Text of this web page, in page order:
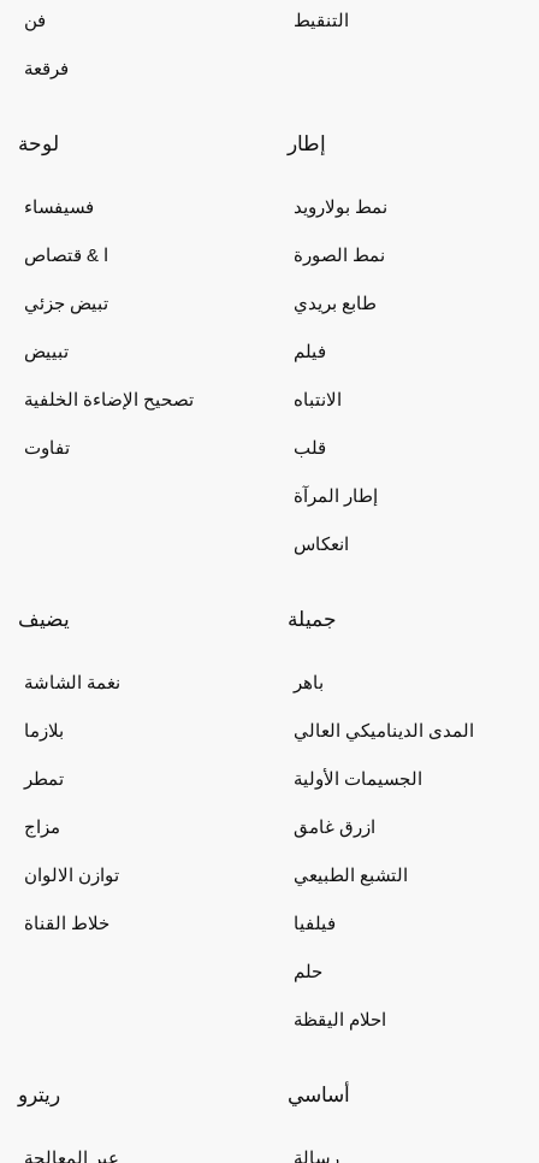
فن
فرقعة
التنقيط
لوحة
فسيفساء
ا & قتصاص
تبيض جزئي
تبييض
تصحيح الإضاءة الخلفية
تفاوت
إطار
نمط بولارويد
نمط الصورة
طابع بريدي
فيلم
الانتباه
قلب
إطار المرآة
انعكاس
يضيف
نغمة الشاشة
بلازما
تمطر
مزاج
توازن الالوان
خلاط القناة
جميلة
باهر
المدى الديناميكي العالي
الجسيمات الأولية
ازرق غامق
التشبع الطبيعي
فيلفيا
حلم
احلام اليقظة
ريترو
عبر المعالجة
أساسي
رسالة